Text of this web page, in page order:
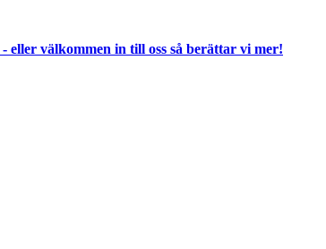
- eller välkommen in till oss så berättar vi mer!